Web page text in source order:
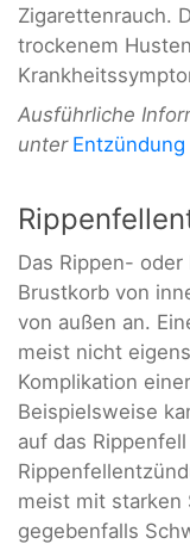
Zigarettenrauch.
trockenem
Ausführliche
unter
Das Rippen-
Brustkorb von
von außen an.
meist nicht
Komplikation
Beispielsweise
auf das
meist mit starken
gegebenfalls